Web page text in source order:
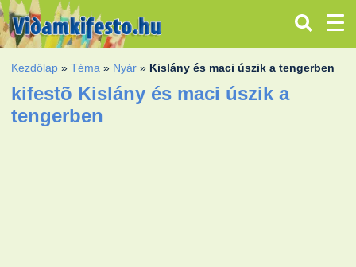
Kezdőlap »Téma » Nyár » Kislány és maci úszik a tengerben
kifestõ Kislány és maci úszik a
tengerben